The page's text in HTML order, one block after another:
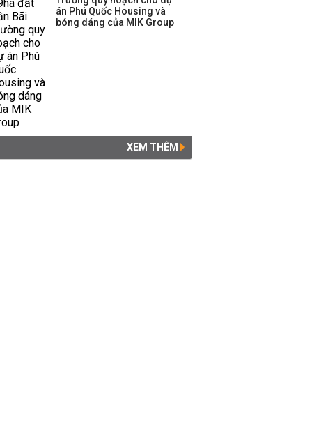
án Phú Quốc Housing và
bóng dáng của MIK Group
XEM THÊM